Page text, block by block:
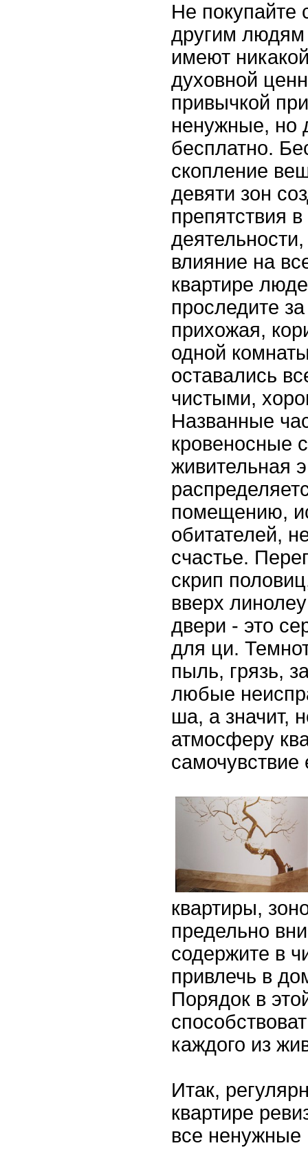
Не покупайте
другим
имеют
духовной
привычкой
ненужные, но
бесплатно.
скопление
девяти зон
препятствия
влияние на
квартире
проследите
прихожая,
одной
оставались
чистыми,
Названные
кровеносные
живительная
помещению,
обитателей,
счастье.
скрип
вверх
двери - это
для ци.
пыль, грязь,
любые
ша, а значит,
атмосферу
квартиры,
предельно
содержите в
привлечь в
Порядок в
каждого из
Итак,
квартире
все ненужные